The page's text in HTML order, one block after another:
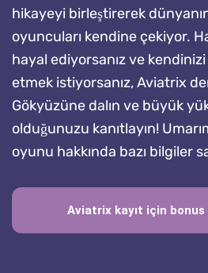
hikayeyi birleştirerek
oyuncuları kendine çekiyor.
hayal ediyorsanız ve
etmek istiyorsanız, Aviatrix
Gökyüzüne dalın ve büyük
olduğunuzu kanıtlayın!
oyunu hakkında bazı bilgiler
Aviatrix kayıt için bonus